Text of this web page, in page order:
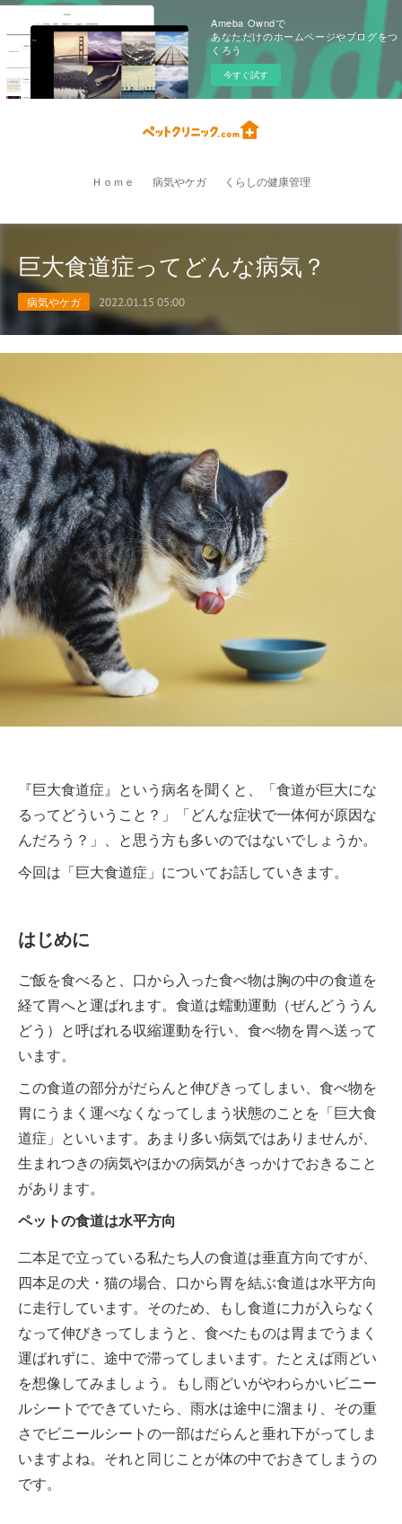
Ameba Owndで
あなただけのホームページやブログをつ
くろう
今すぐ試す
Ｈｏｍｅ 病気やケガ くらしの健康管理
巨大食道症ってどんな病気？
病気やケガ 2022.01.15 05:00
『巨大食道症』という病名を聞くと、「食道が巨大にな
るってどういうこと？」「どんな症状で一体何が原因な
んだろう？」、と思う方も多いのではないでしょうか。
今回は「巨大食道症」についてお話していきます。
はじめに
ご飯を食べると、口から入った食べ物は胸の中の食道を
経て胃へと運ばれます。食道は蠕動運動（ぜんどううん
どう）と呼ばれる収縮運動を行い、食べ物を胃へ送って
います。
この食道の部分がだらんと伸びきってしまい、食べ物を
胃にうまく運べなくなってしまう状態のことを「巨大食
道症」といいます。あまり多い病気ではありませんが、
生まれつきの病気やほかの病気がきっかけでおきること
があります。
ペットの食道は水平方向
二本足で立っている私たち人の食道は垂直方向ですが、
四本足の犬・猫の場合、口から胃を結ぶ食道は水平方向
に走行しています。そのため、もし食道に力が入らなく
なって伸びきってしまうと、食べたものは胃までうまく
運ばれずに、途中で滞ってしまいます。たとえば雨どい
を想像してみましょう。もし雨どいがやわらかいビニー
ルシートでできていたら、雨水は途中に溜まり、その重
さでビニールシートの一部はだらんと垂れ下がってしま
いますよね。それと同じことが体の中でおきてしまうの
です。